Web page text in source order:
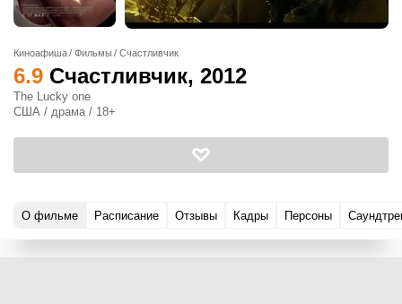
Киноафиша Фильмы Счастливчик
6.9 Счастливчик, 2012
The Lucky one
США / драма / 18+
О фильме Расписание Отзывы Кадры Персоны